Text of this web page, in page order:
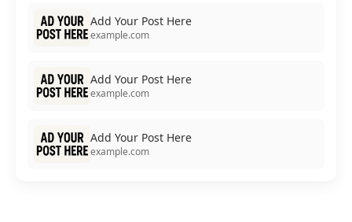
Add Your Post Here
example.com
Add Your Post Here
example.com
Add Your Post Here
example.com